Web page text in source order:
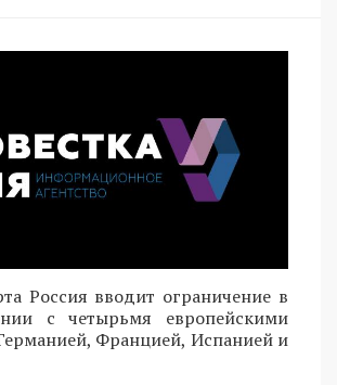
Россия вводит ограничение в
с четырьмя европейскими
Францией, Испанией и